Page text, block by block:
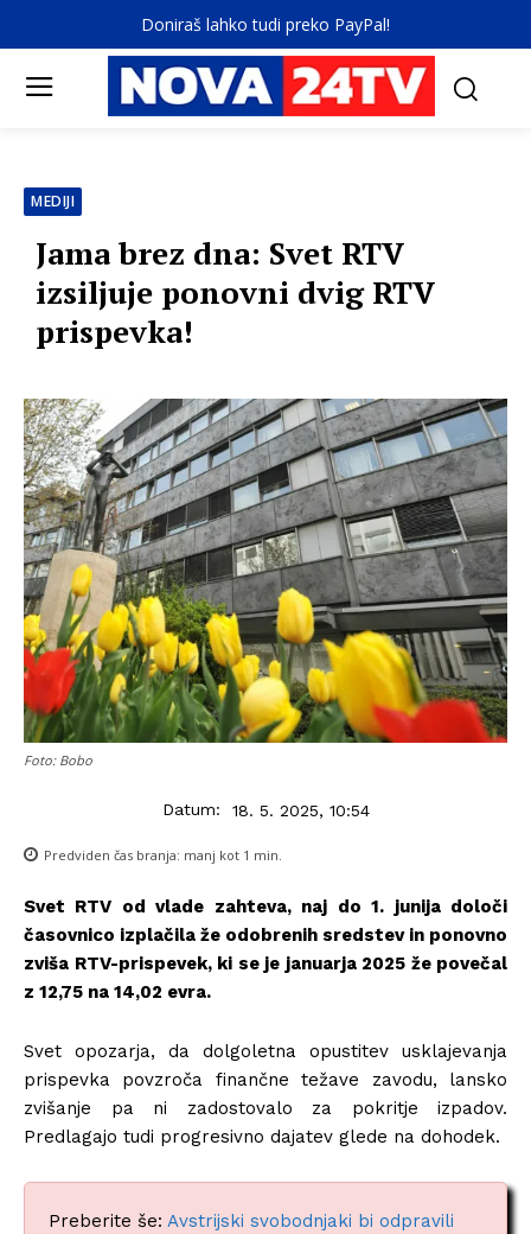
Doniraš lahko tudi preko PayPal!
MEDIJI
Jama brez dna: Svet RTV
izsiljuje ponovni dvig RTV
prispevka!
Foto: Bobo
Datum: 18. 5. 2025, 10:54
Predviden čas branja: manj kot 1 min.
Svet RTV od vlade zahteva, naj do 1. junija določi
časovnico izplačila že odobrenih sredstev in ponovno
zviša RTV-prispevek, ki se je januarja 2025 že povečal
z 12,75 na 14,02 evra.
Svet opozarja, da dolgoletna opustitev usklajevanja
prispevka povzroča finančne težave zavodu, lansko
zvišanje pa ni zadostovalo za pokritje izpadov.
Predlagajo tudi progresivno dajatev glede na dohodek.
Preberite še: Avstrijski svobodnjaki bi odpravili